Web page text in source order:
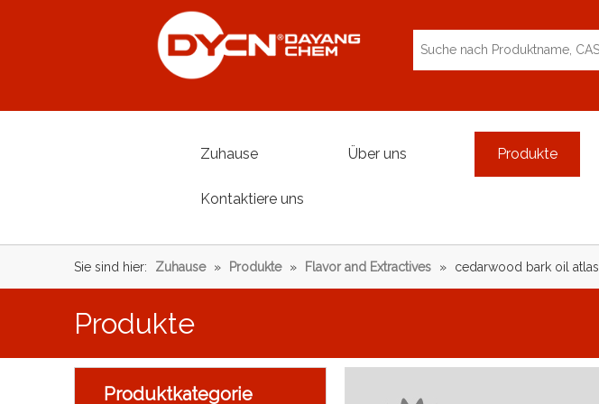
Zuhause Über uns Produkte
Kontaktiere uns
Sie sind hier: Zuhause » Produkte » Flavor and Extractives » cedarwood bark oil atlas
Produkte
Produktkategorie